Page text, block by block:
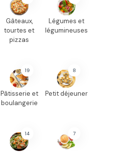
Gâteaux,
tourtes et
pizzas
Légumes et
légumineuses
19
Pâtisserie et
boulangerie
8
Petit déjeuner
14 7